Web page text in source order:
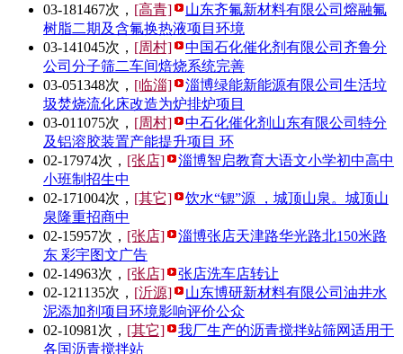
03-181467次， [高青]
山东齐氟新材料有限公司熔融氟
树脂二期及含氟换热液项目环境
03-141045次， [周村]
中国石化催化剂有限公司齐鲁分
公司分子筛二车间焙烧系统完善
03-051348次， [临淄]
淄博绿能新能源有限公司生活垃
圾焚烧流化床改造为炉排炉项目
03-01 1075次， [周村]
中石化催化剂山东有限公司特分
及铝溶胶装置产能提升项目 环
02-17974次， [张店]
淄博智启教育大语文小学初中高中
小班制招生中
02-171004次， [其它]
饮水“锶”源 ，城顶山泉。城顶山
泉隆重招商中
02-15957次， [张店]
淄博张店天津路华光路北150米路
东 彩宇图文广告
02-14963次， [张店]
张店洗车店转让
02-121135次， [沂源]
山东博研新材料有限公司油井水
泥添加剂项目环境影响评价公众
02-10981次， [其它]
我厂生产的沥青搅拌站筛网适用于
各国沥青搅拌站